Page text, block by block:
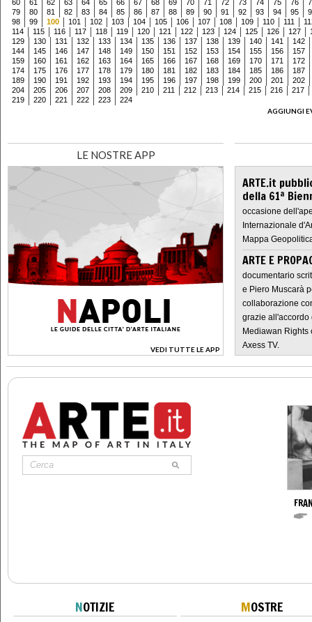
60 61 62 63 64 65 66 67 68 69 70 71 72 73 74 75 76
79
80 81 82 83 84 85 86 87 88 89 90 91 92 93 94 95
98
99 100 101 102 103 104 105 106 107 108 109 110 111
114
115 116 117 118 119 120 121 122 123 124 125 126 127
129
130 131 132 133 134 135 136 137 138 139 140 141
142
144
145 146 147 148 149 150 151 152 153 154 155 156
157
159
160 161 162 163 164 165 166 167 168 169 170 171
172
174
175 176 177 178 179 180 181 182 183 184 185 186
187
189
190 191 192 193 194 195 196 197 198 199 200 201
202
204
205 206 207 208 209 210 211 212 213 214 215 216
217
219
220 221 222 223
224
AGGIUNGI
LE NOSTRE APP
VEDI TUTTE LE APP
>
ARTE.it
della 61ª
occasione
Internazionale
Mappa
ARTE E
documentario
e Piero Muscarà
collaborazione
grazie all'accordo
Mediawan Rights
Axess TV.
NOTIZIE MOSTRE